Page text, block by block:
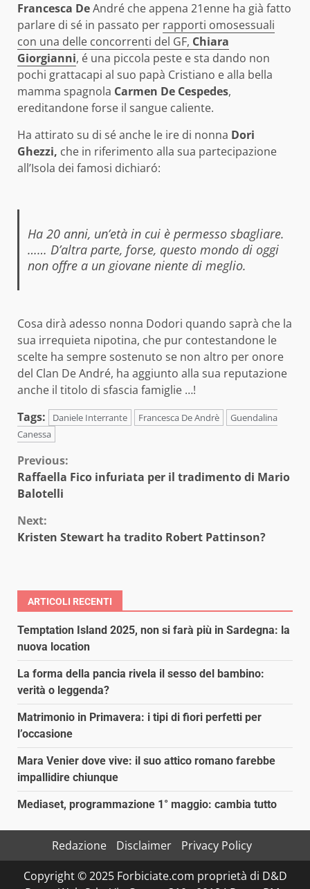
Francesca DeAndré che appena 21enne ha già fatto
parlare di sé in passato per rapporti omosessuali
con una delle concorrenti del GF, Chiara
Giorgianni, é una piccola peste e sta dando non
pochi grattacapi al suo papà Cristiano e alla bella
mamma spagnola Carmen De Cespedes,
ereditandone forse il sangue caliente.
Ha attirato su di sé anche le ire di nonna Dori
Ghezzi, che in riferimento alla sua partecipazione
all’Isola dei famosi dichiaró:
Ha 20 anni, un’età in cui è permesso sbagliare.
…… D’altra parte, forse, questo mondo di oggi
non offre a un giovane niente di meglio.
Cosa dirà adesso nonna Dodori quando saprà che la
sua irrequieta nipotina, che pur contestandone le
scelte ha sempre sostenuto se non altro per onore
del Clan De André, ha aggiunto alla sua reputazione
anche il titolo di sfascia famiglie …!
Tags:
Daniele Interrante Francesca De Andrè
Guendalina
Canessa
Continue
Reading
Previous:
Raffaella Fico infuriata per il tradimento di Mario
Balotelli
Next:
Kristen Stewart ha tradito Robert Pattinson?
ARTICOLI RECENTI
Temptation Island 2025, non si farà più in Sardegna: la
nuova location
La forma della pancia rivela il sesso del bambino:
verità o leggenda?
Matrimonio in Primavera: i tipi di fiori perfetti per
l’occasione
Mara Venier dove vive: il suo attico romano farebbe
impallidire chiunque
Mediaset, programmazione 1° maggio: cambia tutto
Redazione Disclaimer
Privacy Policy
Copyright © 2025 Forbiciate.com proprietà di D&D